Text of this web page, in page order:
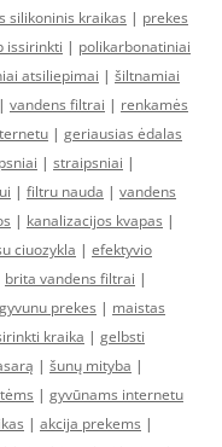
silikoninis kraikas | prekes
issirinkti | polikarbonatiniai
atsiliepimai | šiltnamiai
| vandens filtrai | renkamės
| geriausias ėdalas
| straipsniai |
| filtru nauda | vandens
| kanalizacijos kvapas |
ciuozykla | efektyvio
brita vandens filtrai |
gyvunu prekes | maistas
kraika | gelbsti
| šunų mityba |
| gyvūnams internetu
| akcija prekems |